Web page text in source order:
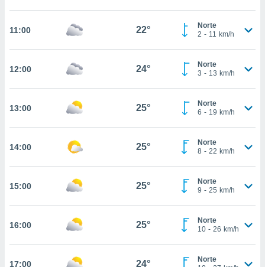
coste.
botón
a la
todas
ya sean
nos
en
perfil
y
CONTINUAR
11:00 22°
Norte
2 - 11 km/h
12:00 24°
Norte
3 - 13 km/h
13:00 25°
Norte
6 - 19 km/h
14:00 25°
Norte
8 - 22 km/h
15:00 25°
Norte
9 - 25 km/h
16:00 25°
Norte
10 - 26 km/h
17:00 24°
Norte